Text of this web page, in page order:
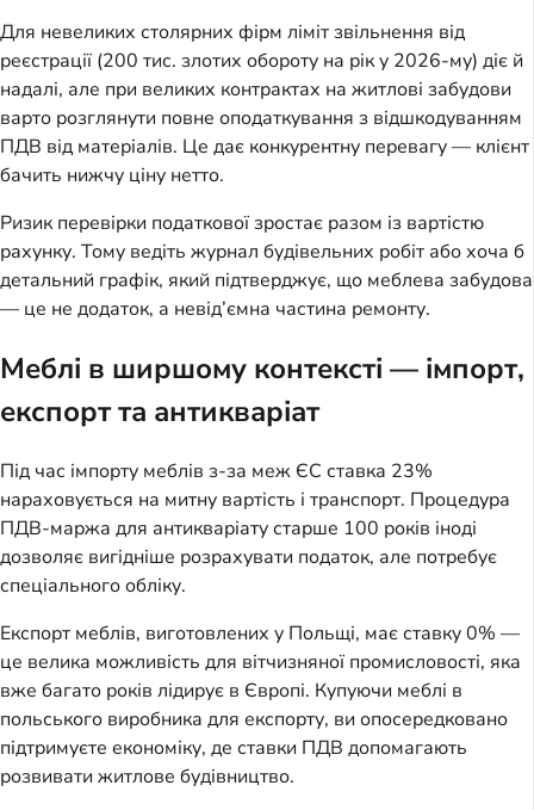
Для невеликих столярних фірм ліміт звільнення від
реєстрації (200 тис. злотих обороту на рік у 2026-му) діє й
надалі, але при великих контрактах на житлові забудови
варто розглянути повне оподаткування з відшкодуванням
ПДВ від матеріалів. Це дає конкурентну перевагу — клієнт
бачить нижчу ціну нетто.
Ризик перевірки податкової зростає разом із вартістю
рахунку. Тому ведіть журнал будівельних робіт або хоча б
детальний графік, який підтверджує, що меблева забудова
— це не додаток, а невід’ємна частина ремонту.
Меблі в ширшому контексті — імпорт,
експорт та антикваріат
Під час імпорту меблів з-за меж ЄС ставка 23%
нараховується на митну вартість і транспорт. Процедура
ПДВ-маржа для антикваріату старше 100 років іноді
дозволяє вигідніше розрахувати податок, але потребує
спеціального обліку.
Експорт меблів, виготовлених у Польщі, має ставку 0% —
це велика можливість для вітчизняної промисловості, яка
вже багато років лідирує в Європі. Купуючи меблі в
польського виробника для експорту, ви опосередковано
підтримуєте економіку, де ставки ПДВ допомагають
розвивати житлове будівництво.